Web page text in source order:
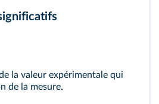
la valeur expérimentale qui
de la mesure.